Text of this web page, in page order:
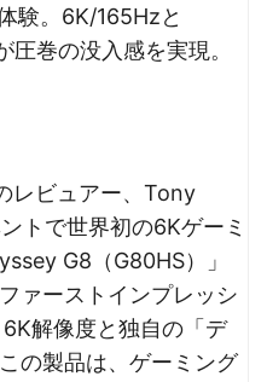
験。6K/165Hzと
巻の没入感を実現。
レビュアー、Tony
トで世界初の6Kゲーミ
G8（G80HS）」
ァーストインプレッシ
解像度と独自の「デ
の製品は、ゲーミング